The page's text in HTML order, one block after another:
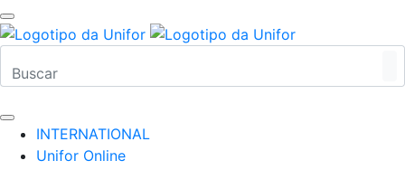
INTERNATIONAL
Unifor Online